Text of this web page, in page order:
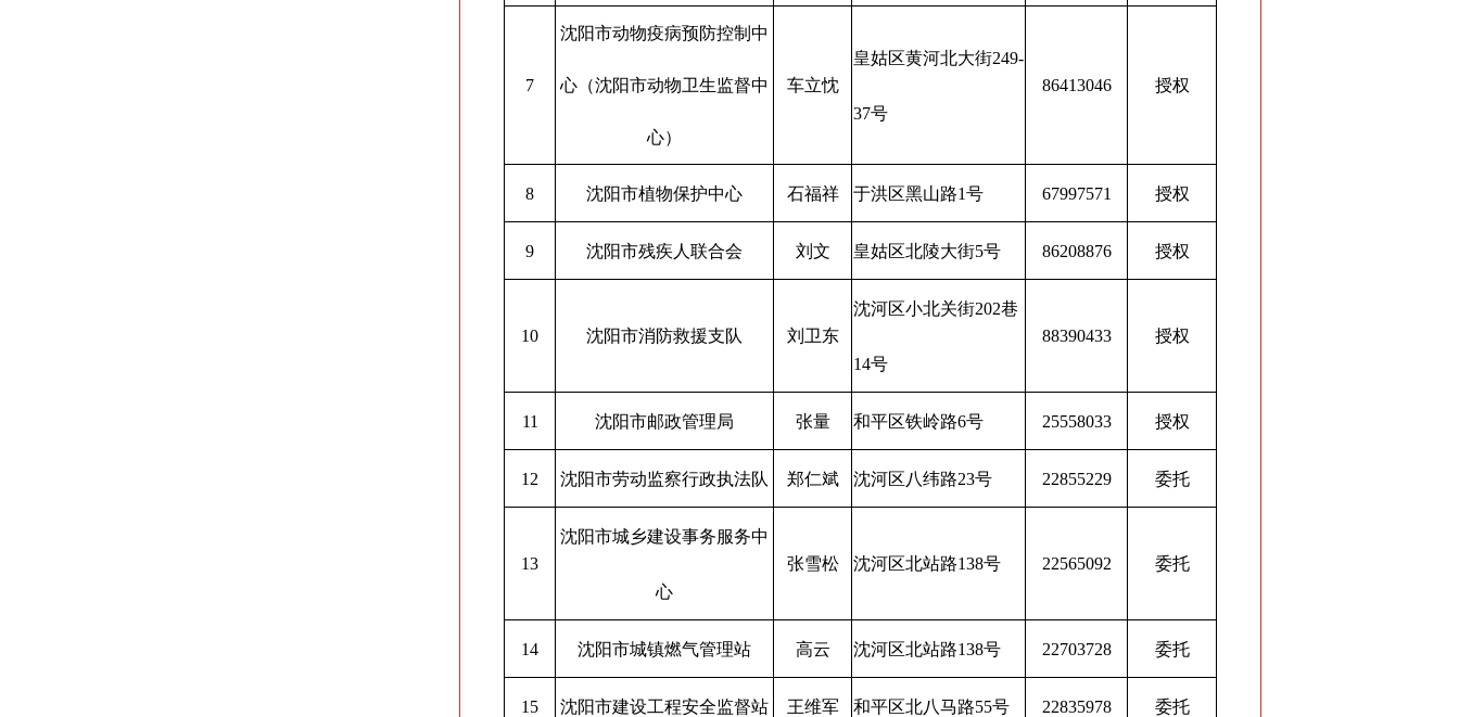
7
沈阳市动物疫病预防控制中
心（沈阳市动物卫生监督中
心）
车立忱
皇姑区黄河北大街249-
37号
86413046 授权
8 沈阳市植物保护中心 石福祥 于洪区黑山路1号 67997571 授权
9 沈阳市残疾人联合会 刘文 皇姑区北陵大街5号 86208876 授权
10 沈阳市消防救援支队 刘卫东
沈河区小北关街202巷
14号
88390433 授权
11 沈阳市邮政管理局 张量 和平区铁岭路6号 25558033 授权
12 沈阳市劳动监察行政执法队 郑仁斌 沈河区八纬路23号 22855229 委托
13
沈阳市城乡建设事务服务中
心
张雪松 沈河区北站路138号 22565092 委托
14 沈阳市城镇燃气管理站 高云 沈河区北站路138号 22703728 委托
15 沈阳市建设工程安全监督站 王维军 和平区北八马路55号 22835978 委托